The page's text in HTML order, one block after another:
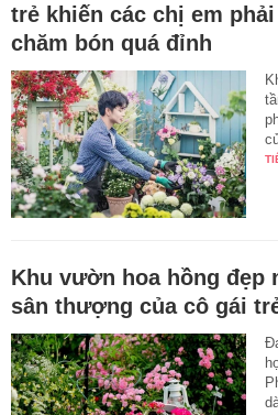
trẻ khiến các chị em
chăm bón quá đỉnh
Khu vườn hoa hồng đẹp
sân thượng của cô gái